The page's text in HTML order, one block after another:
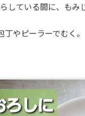
している間に、もみ
やピーラーでむく。